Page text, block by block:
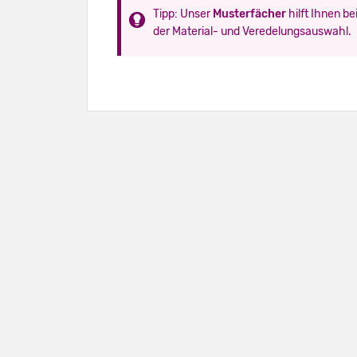
Tipp: Unser Musterfächer hilft Ihnen bei
der Material- und Veredelungsauswahl.